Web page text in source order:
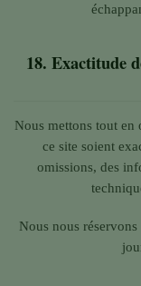
18. Exactitude
Nous mettons tout
ce site soient
omissions, des
Nous nous